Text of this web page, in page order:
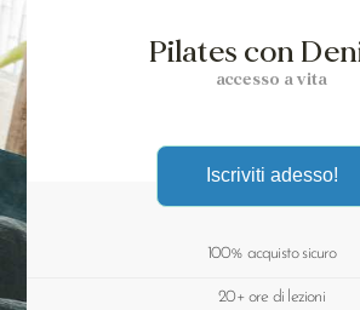
Pilates con
accesso a vita
Iscriviti adesso!
100% acquisto sicuro
20+ ore di lezioni